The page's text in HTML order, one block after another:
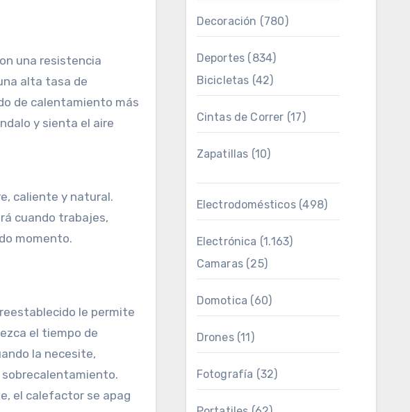
una resistencia
alta tasa de
de calentamiento más
y sienta el aire
caliente y natural.
cuando trabajes,
momento.
le permite
el tiempo de
la necesite,
el calefactor se apag
Decoración (780)
Deportes (834)
Bicicletas (42)
Cintas de Correr (17)
Zapatillas (10)
Electrodomésticos(498)
Electrónica (1.163)
Camaras(25)
Domotica (60)
Drones(11)
Fotografía (32)